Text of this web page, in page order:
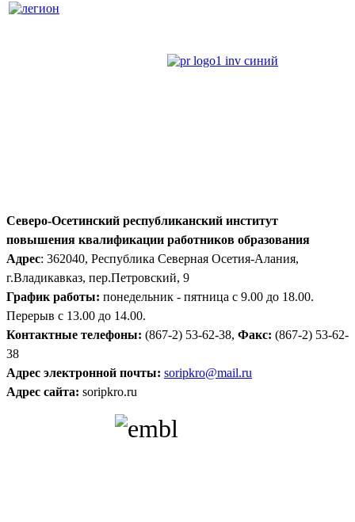
Северо-Осетинский республиканский институт
повышения квалификации работников образования
Адрес: 362040, Республика Северная Осетия-Алания,
г.Владикавказ, пер.Петровский, 9
График работы: понедельник - пятница с 9.00 до 18.00.
Перерыв с 13.00 до 14.00.
Контактные телефоны: (867-2) 53-62-38, Факс: (867-2) 53-62-
38
Адрес электронной почты: soripkro@mail.ru
Адрес сайта: soripkro.ru